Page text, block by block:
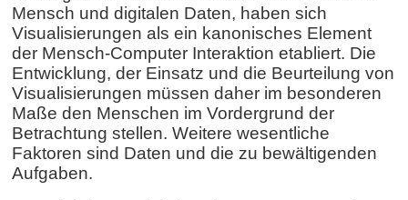
Mensch und digitalen Daten, haben sich
Visualisierungen als ein kanonisches Element
der Mensch-Computer Interaktion etabliert. Die
Entwicklung, der Einsatz und die Beurteilung von
Visualisierungen müssen daher im besonderen
Maße den Menschen im Vordergrund der
Betrachtung stellen. Weitere wesentliche
Faktoren sind Daten und die zu bewältigenden
Aufgaben.